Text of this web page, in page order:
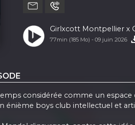
Girlxcott Montpellier x
77min (185 Mo) - 09 juin 2026
considérée comme un espace
énième boys club intellectuel et